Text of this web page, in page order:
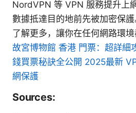
NordVPN 等 VPN 服務提升上
數據抵達目的地前先被加密保
了解更多，讓你在任何網路環境
故宮博物館 香港 門票：超詳細
錢買票秘訣全公開 2025最新
網保護
Sources: